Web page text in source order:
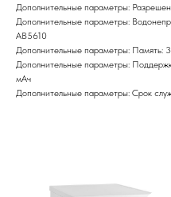
Дополнительные параметры:
Дополнительные параметры:
AB5610
Дополнительные параметры: Память:
Дополнительные параметры:
мАч
Дополнительные параметры: Срок